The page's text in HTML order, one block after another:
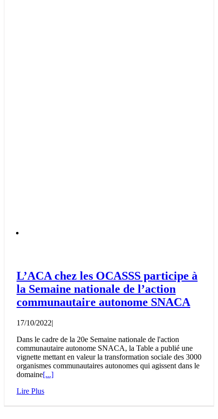
L’ACA chez les OCASSS participe à
la Semaine nationale de l’action
communautaire autonome SNACA
17/10/2022|
Dans le cadre de la 20e Semaine nationale de l'action
communautaire autonome SNACA, la Table a publié une
vignette mettant en valeur la transformation sociale des 3000
organismes communautaires autonomes qui agissent dans le
domaine[...]
Lire Plus